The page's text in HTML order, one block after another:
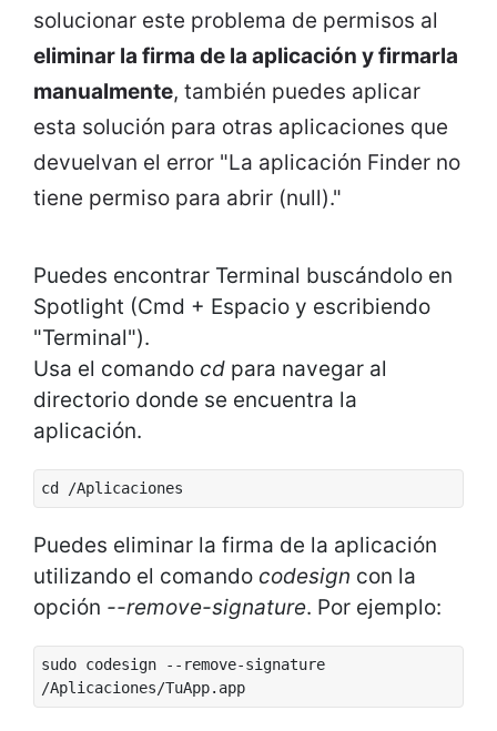
solucionar este problema de permisos al
eliminar la firma de la aplicación y firmarla
manualmente, también puedes aplicar
esta solución para otras aplicaciones que
devuelvan el error "La aplicación Finder no
tiene permiso para abrir (null)."
Puedes encontrar Terminal buscándolo en
Spotlight (Cmd + Espacio y escribiendo
"Terminal").
Usa el comando cd para navegar al
directorio donde se encuentra la
aplicación.
cd /Aplicaciones
Puedes eliminar la firma de la aplicación
utilizando el comando codesign con la
opción --remove-signature. Por ejemplo:
sudo codesign --remove-signature
/Aplicaciones/TuApp.app